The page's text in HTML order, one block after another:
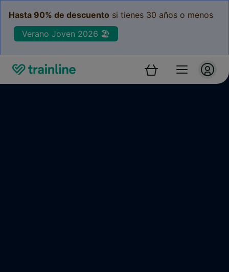
Hasta 90% de descuento si tienes 30 años o menos
Verano Joven 2026 🏖️